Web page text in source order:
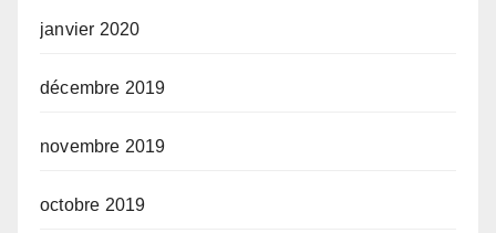
janvier 2020
décembre 2019
novembre 2019
octobre 2019